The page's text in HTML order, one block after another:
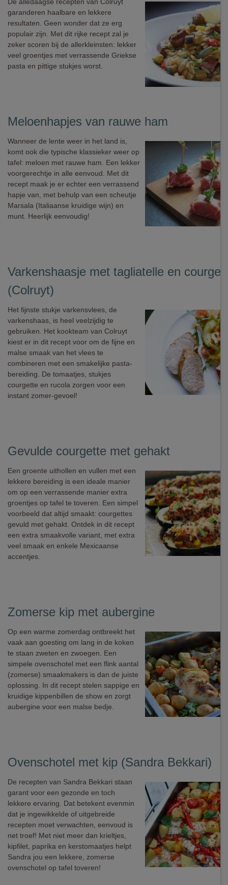
garanderen haalbare en lekkere
resultaten. Geen wonder dat ze erg
populair zijn. Met dit rijke recept zal je
zeker scoren bij de allerkleinsten: lekker
veel groentjes met verrassende Griekse
pasta en pittige stukjes worst.
Meloenhapjes van rauwe ham
Wanneer de lente weer in het land is,
komt ook die typische klassieker weer op
tafel: meloen met rauwe ham. Een lekker
voorgerechtje in alle eenvoud. Met dit
recept maak je er echter een verrassend
hapje van, met behulp van een scheutje
Marsala (Italiaanse kruidige wijn) en
munt. Heerlijk eenvoudig!
Varkenshaasje met tagliatelle en
(Colruyt)
Het fijnste stukje varkensvlees, de
varkenshaas, is heel veelzijdig te
gebruiken. Het kookteam van Colruyt
kiest er in dit recept voor om de fijne en
malse smaak van het vlees te
combineren met een smakelijke pasta-
bereiding. De tomaatjes, stukjes
courgette en rucola zorgen voor een
instant zomer-gevoel!
Gevulde courgette met gehakt
Een groente uithollen en vullen met een
lekkere bereiding is een ideale manier
om op een verrassende manier extra
groentjes op tafel te toveren. Een simpel
voorbeeld dat altijd smaakt: courgettes
gevuld met gehakt. Ontdek in dit recept
een extra smaakvolle variant, met extra
veel smaak en enkele Mexicaanse
accentjes.
Zomerse kip met aubergine
Op een warme zomerdag ontbreekt het
vaak aan goesting om lang in de koken
te staan zweten en zwoegen. Een
simpele ovenschotel met een flink aantal
(zomerse) smaakmakers is dan de juiste
oplossing. In dit recept stelen sappige en
kruidige kippenbillen de show en zorgt
aubergine voor een malse bedje.
Ovenschotel met kip (Sandra Bekkari)
De recepten van Sandra Bekkari staan
garant voor een gezonde en toch
lekkere ervaring. Dat betekent evenmin
dat je ingewikkelde of uitgebreide
recepten moet verwachten, eenvoud is
net troef! Met niet meer dan krieltjes,
kipfilet, paprika en kerstomaatjes helpt
Sandra jou een lekkere, zomerse
ovenschotel op tafel toveren!